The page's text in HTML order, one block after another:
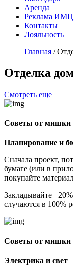
Аренда
Реклама ИМЦ
Контакты
Лояльность
Главная /
Отделка
Смотреть еще
Советы от
Планирование и
Сначала проект,
бумаге (или в
покупайте
Закладывайте
случаются в 100%
Советы от
Электрика и свет